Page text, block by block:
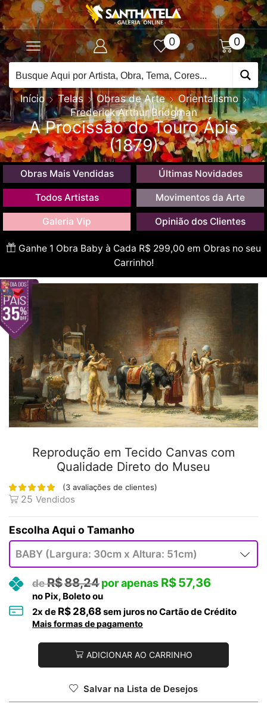
0 0
Início Telas Obras de Arte
Orientalismo
Frederick Arthur Bridgman
A Procissão do Touro Ápis
(1879)
Obras Mais Vendidas Últimas Novidades
Todos Artistas Movimentos da Arte
Galeria Vip Opinião dos Clientes
Ganhe 1 Obra Baby à Cada R$ 299,00 em Obras no seu
Carrinho!
Reprodução em Tecido Canvas com
Qualidade Direto do Museu
(3 avaliações de clientes)
25 Vendidos
Tamanho
R$88,24 R$57,36
no Pix, Boleto ou
2x de R$ 28,68sem juros no Cartão de Crédito
Mais formas de pagamento
ADICIONAR AO CARRINHO
Salvar na Lista de Desejos